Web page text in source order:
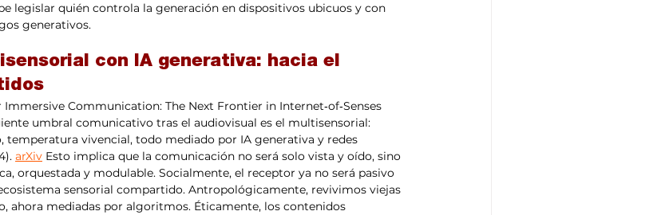
legislar quién controla la generación en dispositivos ubicuos y con
generativos.
con IA generativa: hacia el
Communication: The Next Frontier in Internet‑of‑Senses
umbral comunicativo tras el audiovisual es el multisensorial:
vivencial, todo mediado por IA generativa y redes
arXiv Esto implica que la comunicación no será solo vista y oído, sino
orquestada y modulable. Socialmente, el receptor ya no será pasivo
sensorial compartido. Antropológicamente, revivimos viejas
ahora mediadas por algoritmos. Éticamente, los contenidos